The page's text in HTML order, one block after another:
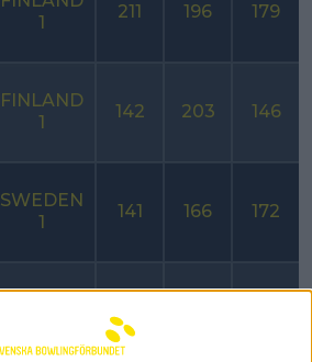
1
211 196 179
FINLAND
1
142 203 146
SWEDEN
1
141 166 172